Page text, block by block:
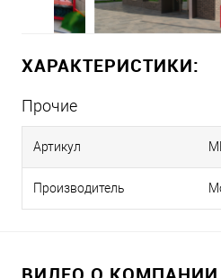
ХАРАКТЕРИСТИКИ:
Прочие
Артикул
Производитель